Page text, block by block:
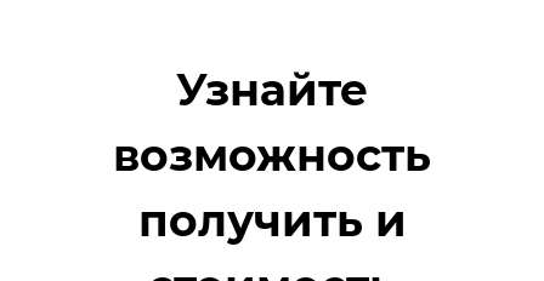
Узнайте
возможность
получить и